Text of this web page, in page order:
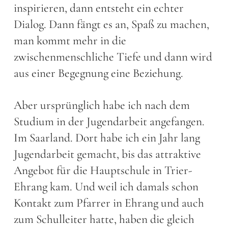
inspirieren, dann entsteht ein echter
Dialog. Dann fängt es an, Spaß zu machen,
man kommt mehr in die
zwischenmenschliche Tiefe und dann wird
aus einer Begegnung eine Beziehung.
Aber ursprünglich habe ich nach dem
Studium in der Jugendarbeit angefangen.
Im Saarland. Dort habe ich ein Jahr lang
Jugendarbeit gemacht, bis das attraktive
Angebot für die Hauptschule in Trier-
Ehrang kam. Und weil ich damals schon
Kontakt zum Pfarrer in Ehrang und auch
zum Schulleiter hatte, haben die gleich